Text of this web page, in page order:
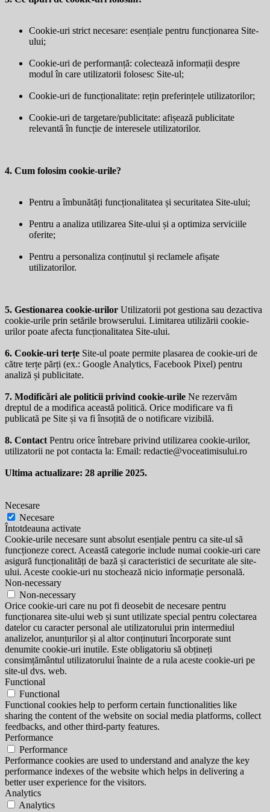
Cookie-uri strict necesare: esențiale pentru funcționarea Site-
ului;
Cookie-uri de performanță: colectează informații despre
modul în care utilizatorii folosesc Site-ul;
Cookie-uri de funcționalitate: rețin preferințele utilizatorilor;
Cookie-uri de targetare/publicitate: afișează publicitate
relevantă în funcție de interesele utilizatorilor.
4. Cum folosim cookie-urile?
Pentru a îmbunătăți funcționalitatea și securitatea Site-ului;
Pentru a analiza utilizarea Site-ului și a optimiza serviciile
oferite;
Pentru a personaliza conținutul și reclamele afișate
utilizatorilor.
5. Gestionarea cookie-urilor Utilizatorii pot gestiona sau dezactiva
cookie-urile prin setările browserului. Limitarea utilizării cookie-
urilor poate afecta funcționalitatea Site-ului.
6. Cookie-uri terțe Site-ul poate permite plasarea de cookie-uri de
către terțe părți (ex.: Google Analytics, Facebook Pixel) pentru
analiză și publicitate.
7. Modificări ale politicii privind cookie-urile Ne rezervăm
dreptul de a modifica această politică. Orice modificare va fi
publicată pe Site și va fi însoțită de o notificare vizibilă.
8. Contact Pentru orice întrebare privind utilizarea cookie-urilor,
utilizatorii ne pot contacta la: Email: redactie@voceatimisului.ro
Ultima actualizare: 28 aprilie 2025.
Necesare
Necesare
Întotdeauna activate
Cookie-urile necesare sunt absolut esențiale pentru ca site-ul să
funcționeze corect. Această categorie include numai cookie-uri care
asigură funcționalități de bază și caracteristici de securitate ale site-
ului. Aceste cookie-uri nu stochează nicio informație personală.
Non-necessary
Non-necessary
Orice cookie-uri care nu pot fi deosebit de necesare pentru
funcționarea site-ului web și sunt utilizate special pentru colectarea
datelor cu caracter personal ale utilizatorului prin intermediul
analizelor, anunțurilor și al altor conținuturi încorporate sunt
denumite cookie-uri inutile. Este obligatoriu să obțineți
consimțământul utilizatorului înainte de a rula aceste cookie-uri pe
site-ul dvs. web.
Functional
Functional
Functional cookies help to perform certain functionalities like
sharing the content of the website on social media platforms, collect
feedbacks, and other third-party features.
Performance
Performance
Performance cookies are used to understand and analyze the key
performance indexes of the website which helps in delivering a
better user experience for the visitors.
Analytics
Analytics